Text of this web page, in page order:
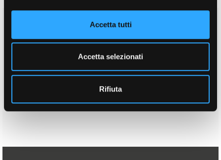
Accetta tutti
Accetta selezionati
Rifiuta
31046 - Oderzo (TV)
Web:www.isieng.com